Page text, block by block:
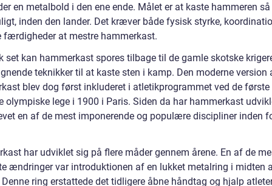
en metalbold i den ene ende. Målet er at kaste hammeren
inden den lander. Det kræver både fysisk styrke,
færdigheder at mestre hammerkast.
set kan hammerkast spores tilbage til de gamle skotske
teknikker til at kaste sten i kamp. Den moderne version
blev dog først inkluderet i atletikprogrammet ved de første
olympiske lege i 1900 i Paris. Siden da har hammerkast
en af de mest imponerende og populære discipliner inden
har udviklet sig på flere måder gennem årene. En af de
ændringer var introduktionen af en lukket metalring i midten
Denne ring erstattede det tidligere åbne håndtag og hjalp